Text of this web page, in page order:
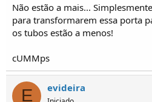
Não estão a mais...
para transformarem essa porta
os tubos estão a menos!
cUMMps
E evideira